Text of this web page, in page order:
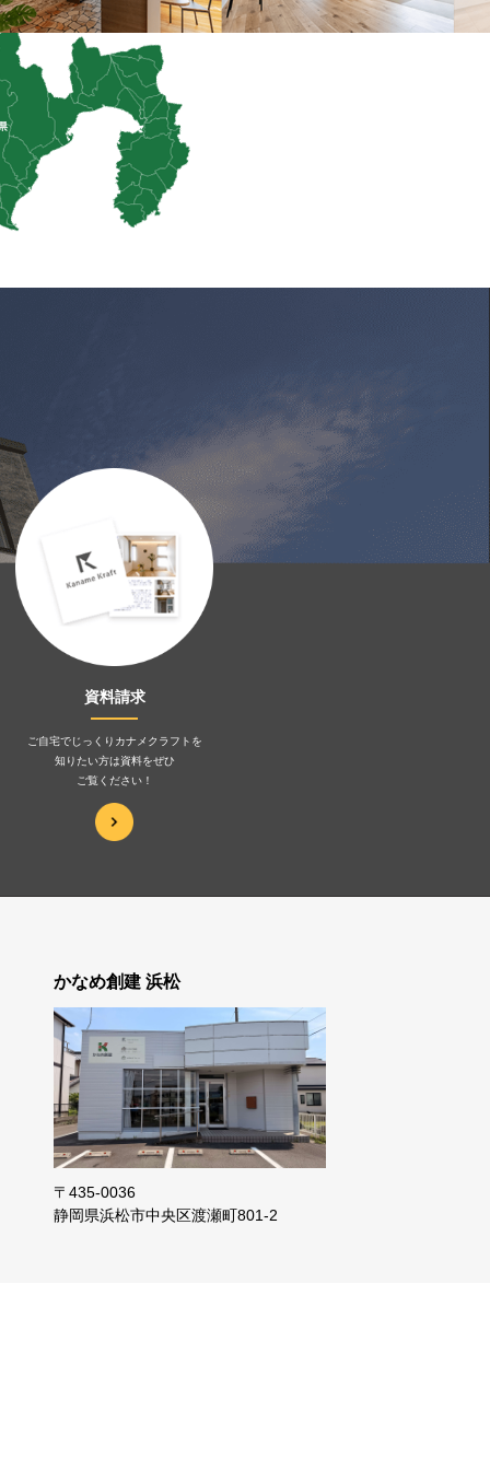
資料請求
ご自宅でじっくりカナメクラフトを
知りたい方は資料をぜひ
ご覧ください！
かなめ創建 浜松
〒435-0036
静岡県浜松市中央区渡瀬町801-2